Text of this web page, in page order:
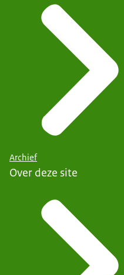
Archief
Over deze site